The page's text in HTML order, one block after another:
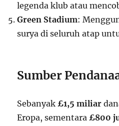
legenda klub atau
Green Stadium:
surya di seluruh atap
Sumber
Sebanyak £1,5 miliar
Eropa, sementara £800